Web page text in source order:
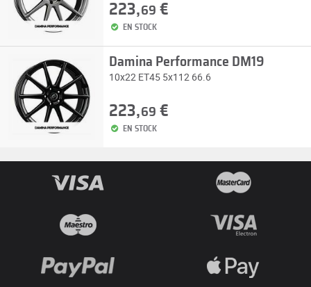
223,69 €
EN STOCK
Damina Performance DM19
10x22 ET45 5x112 66.6
223,69 €
EN STOCK